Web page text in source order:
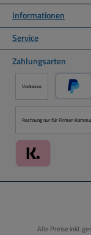
Informationen
Service
Zahlungsarten
Vorkasse
Rechnung nur für Firmen
Alle Preise inkl.